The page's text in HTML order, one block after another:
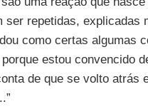
ser repetidas, explicadas
como certas algumas
estou convencido
de que se volto atrás